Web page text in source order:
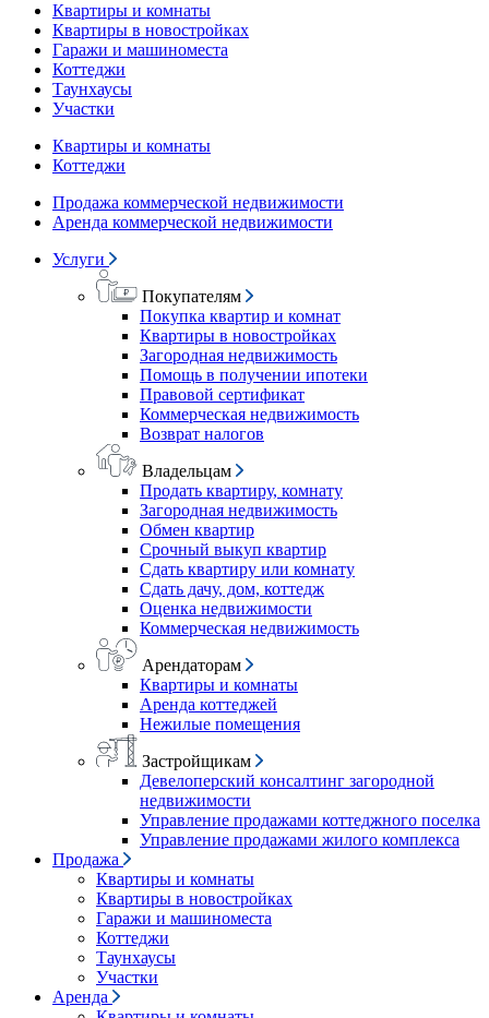
Квартиры и комнаты
Квартиры в новостройках
Гаражи и машиноместа
Коттеджи
Таунхаусы
Участки
Квартиры и комнаты
Коттеджи
Продажа коммерческой недвижимости
Аренда коммерческой недвижимости
Услуги
Покупателям
Покупка квартир и комнат
Квартиры в новостройках
Загородная недвижимость
Помощь в получении ипотеки
Правовой сертификат
Коммерческая недвижимость
Возврат налогов
Владельцам
Продать квартиру, комнату
Загородная недвижимость
Обмен квартир
Срочный выкуп квартир
Сдать квартиру или комнату
Сдать дачу, дом, коттедж
Оценка недвижимости
Коммерческая недвижимость
Арендаторам
Квартиры и комнаты
Аренда коттеджей
Нежилые помещения
Застройщикам
Девелоперский консалтинг загородной
недвижимости
Управление продажами коттеджного поселка
Управление продажами жилого комплекса
Продажа
Квартиры и комнаты
Квартиры в новостройках
Гаражи и машиноместа
Коттеджи
Таунхаусы
Участки
Аренда